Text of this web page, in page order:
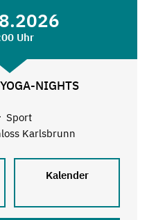
Uhr
NIGHTS
Sport
Karlsbrunn
Kalender